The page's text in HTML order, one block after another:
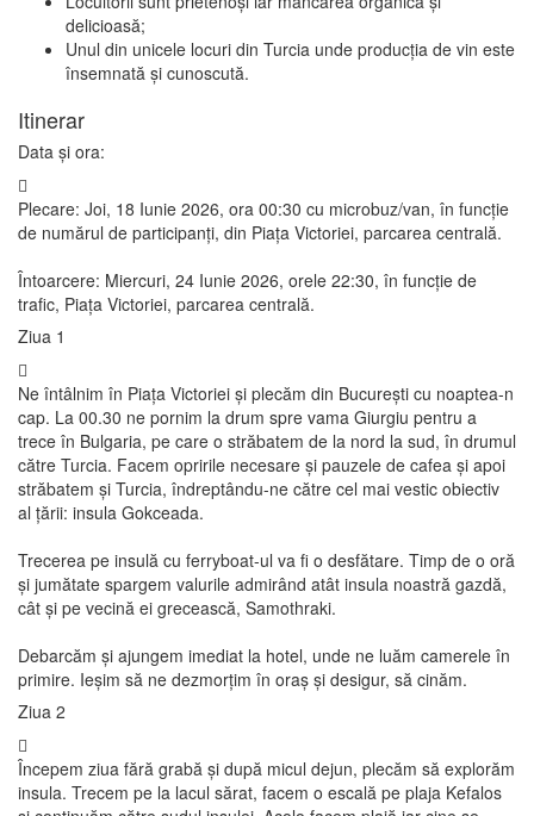
delicioasă;
Unul din unicele locuri din Turcia unde producția de vin este
însemnată și cunoscută.
Itinerar
Data și ora:
Plecare: Joi, 18 Iunie 2026, ora 00:30 cu microbuz/van, în funcție
de numărul de participanți, din Piața Victoriei, parcarea centrală.
Întoarcere: Miercuri, 24 Iunie 2026, orele 22:30, în funcție de
trafic, Piața Victoriei, parcarea centrală.
Ziua 1
Ne întâlnim în Piața Victoriei și plecăm din București cu noaptea-n
cap. La 00.30 ne pornim la drum spre vama Giurgiu pentru a
trece în Bulgaria, pe care o străbatem de la nord la sud, în drumul
către Turcia. Facem opririle necesare și pauzele de cafea și apoi
străbatem și Turcia, îndreptându-ne către cel mai vestic obiectiv
al țării: insula Gokceada.
Trecerea pe insulă cu ferryboat-ul va fi o desfătare. Timp de o oră
și jumătate spargem valurile admirând atât insula noastră gazdă,
cât și pe vecină ei grecească, Samothraki.
Debarcăm și ajungem imediat la hotel, unde ne luăm camerele în
primire. Ieșim să ne dezmorțim în oraș și desigur, să cinăm.
Ziua 2
Începem ziua fără grabă și după micul dejun, plecăm să explorăm
insula. Trecem pe la lacul sărat, facem o escală pe plaja Kefalos